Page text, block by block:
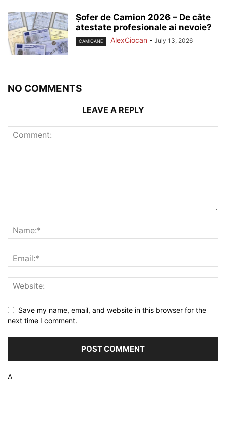
Șofer de Camion 2026 – De câte
atestate profesionale ai nevoie?
CAMIOANE AlexCiocan - July 13, 2026
NO COMMENTS
LEAVE A REPLY
Save my name, email, and website in this browser for the
next time I comment.
Δ